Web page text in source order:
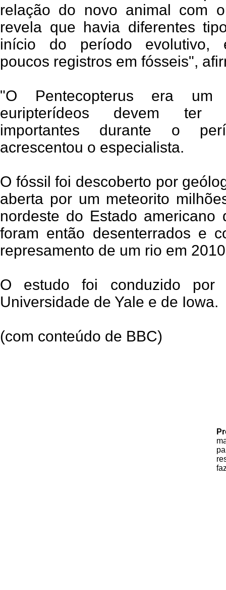
relação do novo animal com
revela que havia diferentes
início do período evolutivo,
poucos registros em fósseis",
"O Pentecopterus era
euripterídeos devem ter
importantes durante o
acrescentou o especialista.
O fóssil foi descoberto por
aberta por um meteorito
nordeste do Estado americano
foram então desenterrados e
represamento de um rio em
O estudo foi conduzido por
Universidade de Yale e de Iowa.
(com conteúdo de BBC)